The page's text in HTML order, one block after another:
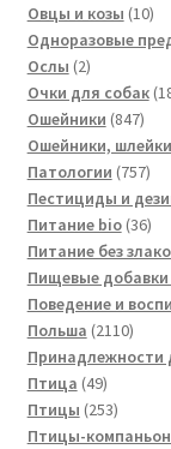
товара
Овцы и козы 1010
Одноразовые
Ослы 22
товара
Очки для собак
Ошейники 847847
Ошейники,
Патологии 757757
Пестициды и
Питание bio 3636
Питание без
Пищевые добавки
Поведение и
Польша 21102110
Принадлежности
Птица 4949
товаров
Птицы 253253
товара
Птицы-